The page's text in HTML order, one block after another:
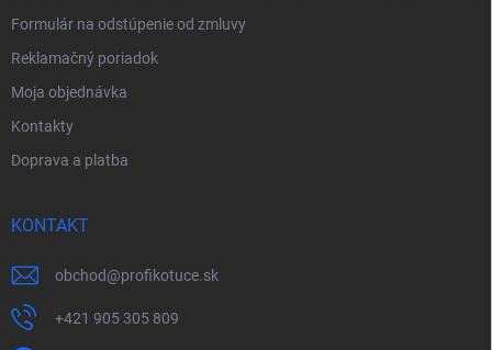
Formulár na odstúpenie od zmluvy
Reklamačný poriadok
Moja objednávka
Kontakty
Doprava a platba
KONTAKT
obchod@profikotuce.sk
+421 905 305 809